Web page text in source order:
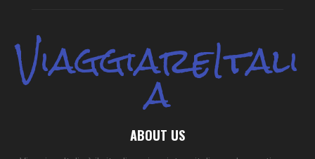
ViaggiareItali
a
ABOUT US